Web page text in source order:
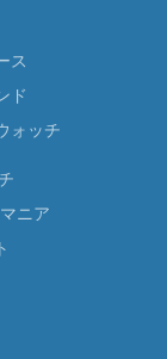
ス
ド
ォッチ
ニア